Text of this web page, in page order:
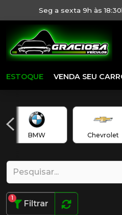
Seg a sexta 9h às
ESTOQUE VENDA SEU
BMW Chevrolet
Filtrar
1